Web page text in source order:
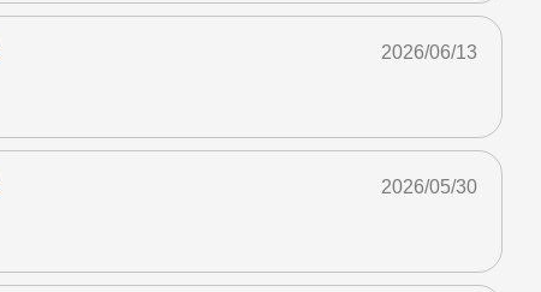
2026/06/13
2026/05/30